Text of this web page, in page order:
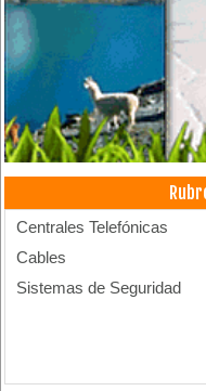
Centrales Telefónicas
Cables
Sistemas de Seguridad